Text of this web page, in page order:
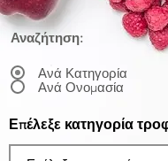
Αναζήτηση:
Ανά Κατηγορία
Ανά Ονομασία
Επέλεξε κατηγορία